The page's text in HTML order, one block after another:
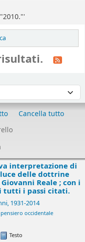
Cancella tutto
interpretazione di
delle dottrine
Giovanni Reale ; con i
tutti i passi citati.
, 1931-2014
occidentale
Testo